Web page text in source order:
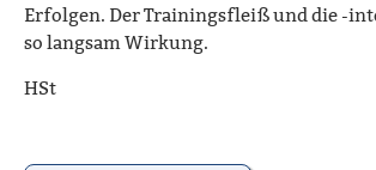
Erfolgen. Der Trainingsfleiß und die -
so langsam Wirkung.
HSt